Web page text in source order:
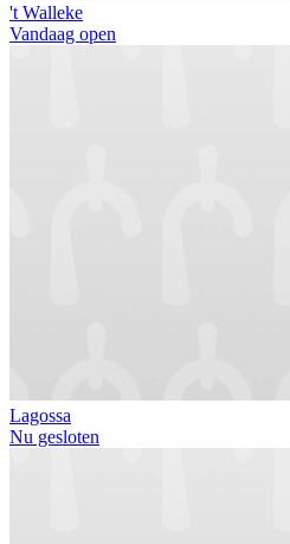
't Walleke
Vandaag open
Lagossa
Nu gesloten